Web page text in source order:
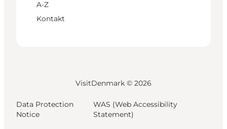
A-Z
Kontakt
VisitDenmark © 2026
Data Protection
Notice
WAS (Web Accessibility
Statement)